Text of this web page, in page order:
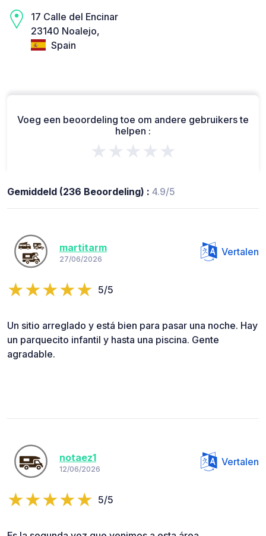
17 Calle del Encinar
23140 Noalejo,
Spain
Voeg een beoordeling toe om andere gebruikers te
helpen :
★★★★★
Gemiddeld (236 Beoordeling) : 4.9/5
martitarm
27/06/2026
Vertalen
5/5
Un sitio arreglado y está bien para pasar una noche. Hay
un parquecito infantil y hasta una piscina. Gente
agradable.
notaez1
12/06/2026
Vertalen
5/5